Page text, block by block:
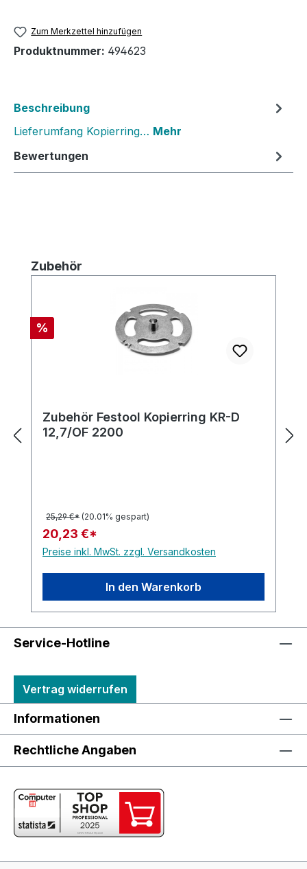
Zum Merkzettel hinzufügen
Produktnummer: 494623
Beschreibung
Lieferumfang Kopierring… Mehr
Bewertungen
Produktgalerie überspringen
Zubehör
Rabatt
%
Zubehör Festool Kopierring KR-D
12,7/OF 2200
25,29 €* (20.01% gespart)
20,23 €*
Preise inkl. MwSt. zzgl. Versandkosten
In den Warenkorb
Service-Hotline
Vertrag widerrufen
Informationen
Rechtliche Angaben